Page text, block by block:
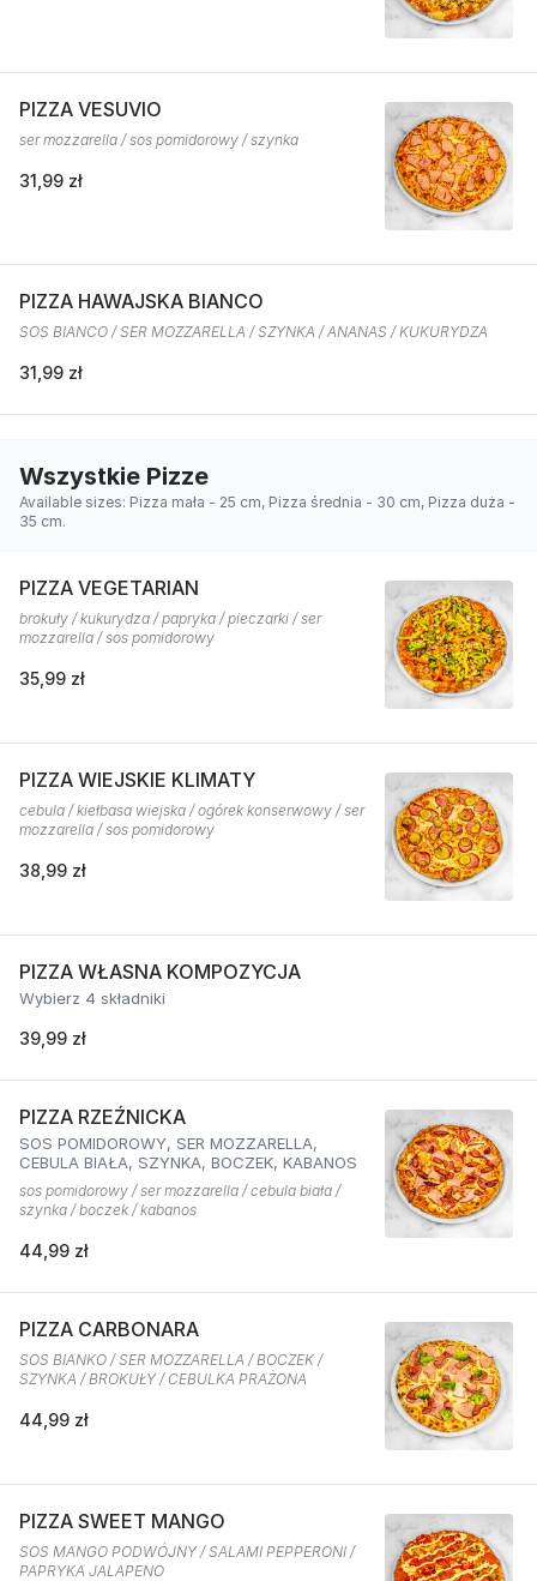
PIZZA VESUVIO
ser mozzarella / sos pomidorowy / szynka
31,99 zł
PIZZA HAWAJSKA BIANCO
SOS BIANCO / SER MOZZARELLA / SZYNKA / ANANAS / KUKURYDZA
31,99 zł
Wszystkie Pizze
Available sizes: Pizza mała - 25 cm, Pizza średnia - 30 cm, Pizza duża -
35 cm.
PIZZA VEGETARIAN
brokuły / kukurydza / papryka / pieczarki / ser
mozzarella / sos pomidorowy
35,99 zł
PIZZA WIEJSKIE KLIMATY
cebula / kiełbasa wiejska / ogórek konserwowy / ser
mozzarella / sos pomidorowy
38,99 zł
PIZZA WŁASNA KOMPOZYCJA
Wybierz 4 składniki
39,99 zł
PIZZA RZEŹNICKA
SOS POMIDOROWY, SER MOZZARELLA,
CEBULA BIAŁA, SZYNKA, BOCZEK, KABANOS
sos pomidorowy / ser mozzarella / cebula biała /
szynka / boczek / kabanos
44,99 zł
PIZZA CARBONARA
SOS BIANKO / SER MOZZARELLA / BOCZEK /
SZYNKA / BROKUŁY / CEBULKA PRAŻONA
44,99 zł
PIZZA SWEET MANGO
SOS MANGO PODWÓJNY / SALAMI PEPPERONI /
PAPRYKA JALAPENO